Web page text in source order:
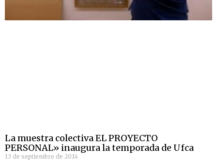
La muestra colectiva EL PROYECTO
PERSONAL» inaugura la temporada de Ufca
13 de septiembre de 2014